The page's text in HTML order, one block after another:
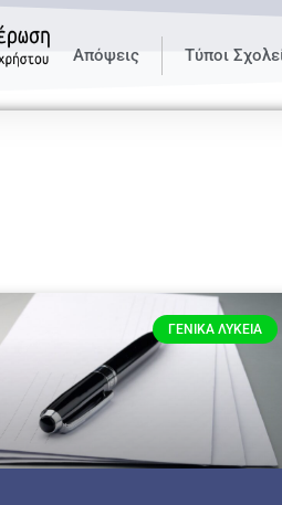
Απόψεις Τύποι
ΓΕΝΙΚΆ ΛΎΚΕΙΑ